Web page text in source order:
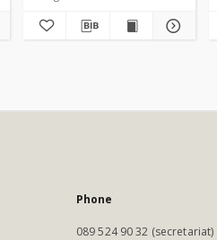
Phone
089 524 90 32 (secretariat)